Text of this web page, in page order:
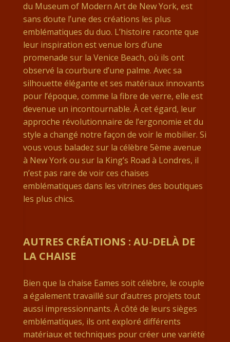
du Museum of Modern Art de New York, est
sans doute l’une des créations les plus
emblématiques du duo. L’histoire raconte que
leur inspiration est venue lors d’une
promenade sur la Venice Beach, où ils ont
observé la courbure d’une palme. Avec sa
silhouette élégante et ses matériaux innovants
pour l’époque, comme la fibre de verre, elle est
devenue un incontournable. À cet égard, leur
approche révolutionnaire de l’ergonomie et du
style a changé notre façon de voir le mobilier. Si
vous vous baladez sur la célèbre 5ème avenue
à New York ou sur la King’s Road à Londres, il
n’est pas rare de voir ces chaises
emblématiques dans les vitrines des boutiques
les plus chics.
AUTRES CRÉATIONS : AU-DELÀ DE
LA CHAISE
Bien que la chaise Eames soit célèbre, le couple
a également travaillé sur d’autres projets tout
aussi impressionnants. À côté de leurs sièges
emblématiques, ils ont exploré différents
matériaux et techniques pour créer une variété